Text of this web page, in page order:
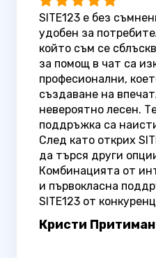
SITE123 е без
удобен за
който съм се
за помощ в чат са
професионални,
създаване на
невероятно лесен.
поддръжка са
След като открих
да търся други
Комбинацията от
и първокласна
SITE123 от
Кристи Притиман